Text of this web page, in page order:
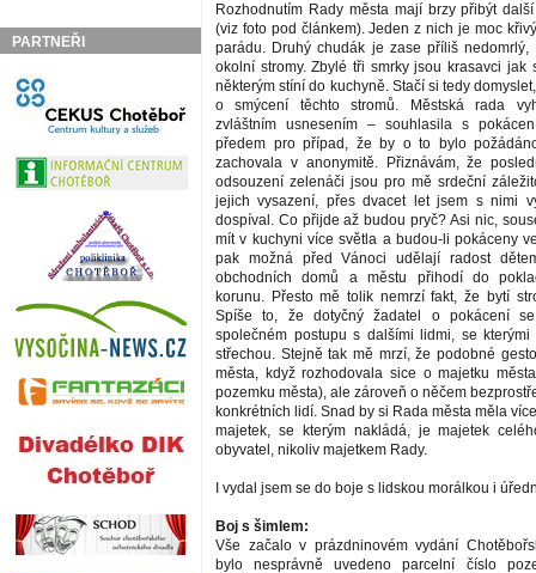
PARTNEŘI
Rozhodnutím Rady města mají brzy přibýt
(viz foto pod článkem). Jeden z nich je moc
parádu. Druhý chudák je zase příliš nedomrlý,
okolní stromy. Zbylé tři smrky jsou krasavci jak
některým stíní do kuchyně. Stačí si tedy
o smýcení těchto stromů. Městská rada
zvláštním usnesením – souhlasila s
předem pro případ, že by o to bylo
zachovala v anonymitě. Přiznávám, že
odsouzení zelenáči jsou pro mě srdeční
jejich vysazení, přes dvacet let jsem s nimi
dospíval. Co přijde až budou pryč? Asi nic,
mít v kuchyni více světla a budou-li pokáceny
pak možná před Vánoci udělají radost
obchodních domů a městu přihodí do
korunu. Přesto mě tolik nemrzí fakt, že bytí
Spíše to, že dotyčný žadatel o pokácení
společném postupu s dalšími lidmi, se
střechou. Stejně tak mě mrzí, že podobné
města, když rozhodovala sice o majetku
pozemku města), ale zároveň o něčem
konkrétních lidí. Snad by si Rada města měla
majetek, se kterým nakládá, je majetek
obyvatel, nikoliv majetkem Rady.
I vydal jsem se do boje s lidskou morálkou i
Boj s šimlem:
Vše začalo v prázdninovém vydání
bylo nesprávně uvedeno parcelní číslo